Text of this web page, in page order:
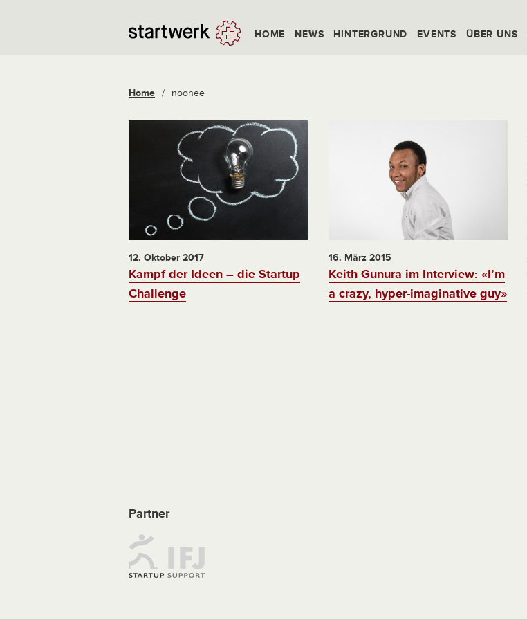
HOME NEWS HINTERGRUND EVENTS ÜBER UNS
Home / noonee
12. Oktober 2017
Kampf der Ideen – die Startup
Challenge
16. März 2015
Keith Gunura im Interview: «I’m
a crazy, hyper-imaginative guy»
Partner